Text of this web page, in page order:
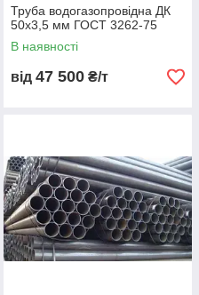
Труба водогазопровідна ДК
50х3,5 мм ГОСТ 3262-75
В наявності
від 47 500 ₴/т